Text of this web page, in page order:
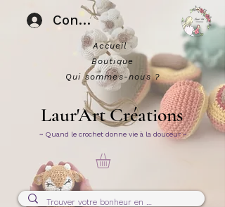
Connexion
Accueil
Boutique
Qui sommes-nous ?
Laur'Art Créations
~ Quand le crochet donne vie à la douceur ~